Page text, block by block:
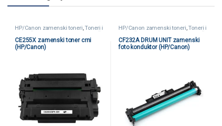
HP/Canon zamenski toneri,Toneri i
kertridži
Zamenski toneri i kertridži
CE255X zamenski toner crni
(HP/Canon)
HP/Canon zamenski toneri,Toneri i
kertridži
Zamenski toneri i kertridži
CF232A DRUM UNIT zamenski
foto konduktor (HP/Canon)